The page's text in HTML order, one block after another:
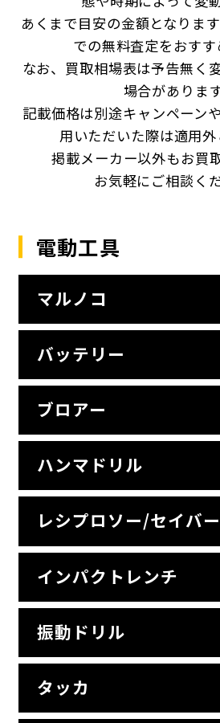
あくまで目安の金額となりま
での無料査定をおすす
なお、買取相場表は予告無く
場合があります
記載価格は別途キャンペーン
用いただいた際は適用外
掲載メーカー以外もお買
お気軽にご相談く
電動工具
マルノコ
バッテリー
ブロアー
ハンマドリル
レシプロソー/セイバ
インパクトレンチ
振動ドリル
タッカ